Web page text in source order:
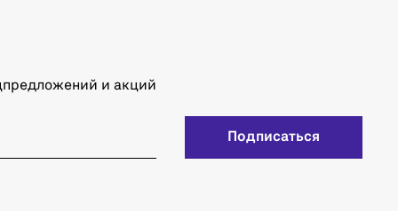
и акций
Подписаться